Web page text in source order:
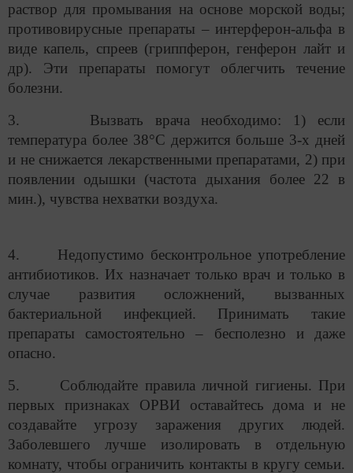
раствор для промывания на основе морской воды;
противовирусные препараты – интерферон-альфа в
виде капель, спреев (гриппферон, генферон лайт и
др). Эти препараты помогут облегчить течение
болезни.
3. Вызвать врача необходимо: 1) если
температура более 38°С держится больше 3-х дней
и не снижается лекарственными препаратами, 2) при
появлении одышки (частота дыхания более 22 в
мин.), чувства нехватки воздуха.
4. Недопустимо бесконтрольное употребление
антибиотиков. Их назначает только врач и только в
случае развития осложнений, вызванных
бактериальной инфекцией. Принимать такие
препараты самостоятельно – бесполезно и даже
опасно.
5. Соблюдайте правила личной гигиены. При
первых признаках ОРВИ оставайтесь дома и не
создавайте угрозу заражения других людей.
Заболевшего лучше изолировать в отдельную
комнату, чтобы ограничить контакты в кругу семьи.